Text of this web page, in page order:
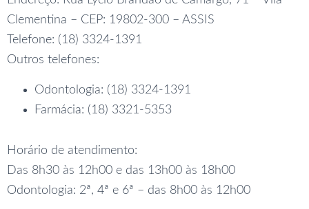
Clementina – CEP: 19802-300 – ASSIS
Telefone: (18) 3324-1391
Outros telefones:
Odontologia: (18) 3324-1391
Farmácia: (18) 3321-5353
Horário de atendimento:
Das 8h30 às 12h00 e das 13h00 às 18h00
Odontologia: 2ª, 4ª e 6ª – das 8h00 às 12h00